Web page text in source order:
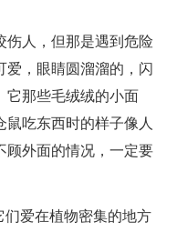
人，但那是遇到危险
爱，眼睛圆溜溜的，闪
它那些毛绒绒的小面
吃东西时的样子像人
顾外面的情况，一定要
爱在植物密集的地方